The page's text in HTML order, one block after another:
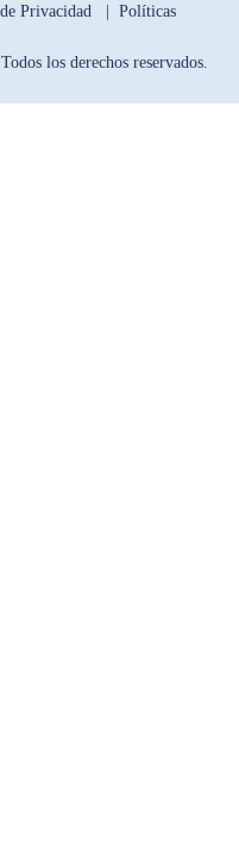
Privacidad | Políticas
los derechos reservados.